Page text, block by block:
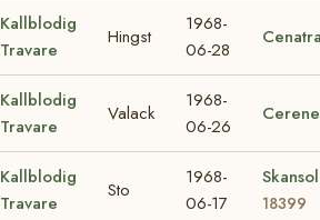
Kallblodig
Travare
Hingst
1968-
06-28
Kallblodig
Travare
Valack
1968-
06-26
Cerene
Kallblodig
Travare
Sto
1968-
06-17
18399